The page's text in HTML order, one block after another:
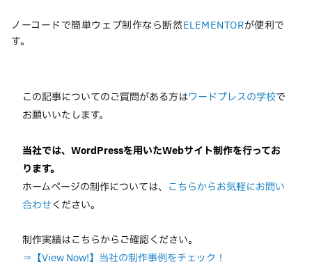
ノーコードで簡単ウェブ制作なら断然ELEMENTORが便利で
す。
この記事についてのご質問がある方はワードプレスの学校で
お願いいたします。
当社では、WordPressを用いたWebサイト制作を行ってお
ります。
ホームページの制作については、 こちらからお気軽にお問い
合わせください。
制作実績はこちらからご確認ください。
⇒【View Now!】当社の制作事例をチェック！